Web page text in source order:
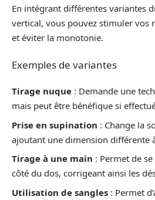
En intégrant différentes variantes
vertical, vous pouvez stimuler vos
et éviter la monotonie.
Exemples de variantes
Tirage nuque : Demande une
mais peut être bénéfique si
Prise en supination : Change la
ajoutant une dimension différente à
Tirage à une main : Permet de
côté du dos, corrigeant ainsi les
Utilisation de sangles : Permet